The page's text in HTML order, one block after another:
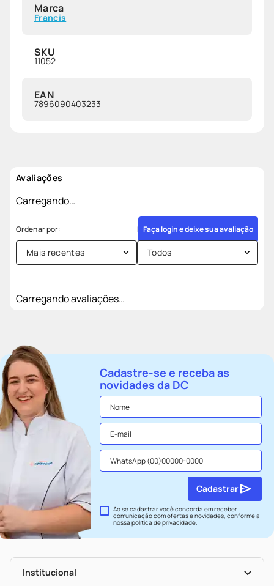
Marca
Francis
SKU
11052
EAN
7896090403233
Avaliações
Carregando…
Faça login e deixe sua avaliação
Mais recentes Todos
Carregando avaliações…
Cadastre-se e receba as
novidades da DC
Ao se cadastrar você concorda em receber
comunicação com ofertas e novidades, conforme a
nossapolítica de privacidade.
Cadastrar
Institucional